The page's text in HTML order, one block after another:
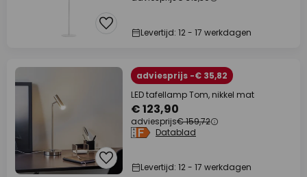
Levertijd: 12 - 17 werkdagen
adviesprijs -€ 35,82
LED tafellamp Tom, nikkel mat
€ 123,90
adviesprijs€ 159,72
Datablad
Levertijd: 12 - 17 werkdagen